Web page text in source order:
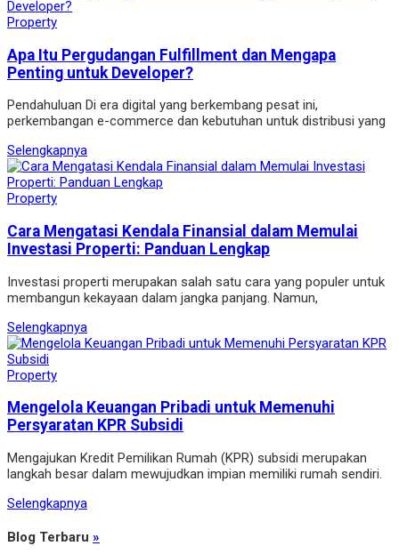
Property
Apa Itu Pergudangan Fulfillment dan Mengapa
Penting untuk Developer?
Pendahuluan Di era digital yang berkembang pesat ini,
perkembangan e-commerce dan kebutuhan untuk distribusi yang
Selengkapnya
Property
Cara Mengatasi Kendala Finansial dalam Memulai
Investasi Properti: Panduan Lengkap
Investasi properti merupakan salah satu cara yang populer untuk
membangun kekayaan dalam jangka panjang. Namun,
Selengkapnya
Property
Mengelola Keuangan Pribadi untuk Memenuhi
Persyaratan KPR Subsidi
Mengajukan Kredit Pemilikan Rumah (KPR) subsidi merupakan
langkah besar dalam mewujudkan impian memiliki rumah sendiri.
Selengkapnya
Blog Terbaru »